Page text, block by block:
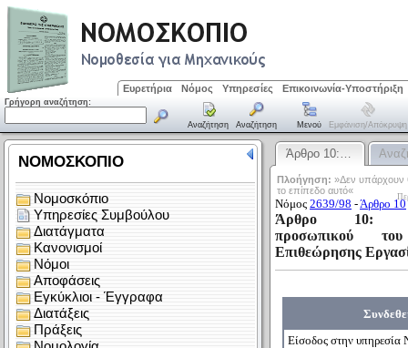
Ευρετήρια Νόμος Υπηρεσίες Επικοινωνία-Υποστήριξη
Γρήγορη αναζήτηση:
Αναζήτηση Αναζήτηση Μενού Εμφάνιση/απόκρυψη
Άρθρο 10:…